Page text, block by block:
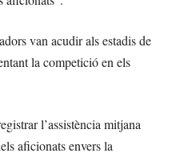
van acudir als estadis de
la competició en els
l’assistència mitjana
aficionats envers la